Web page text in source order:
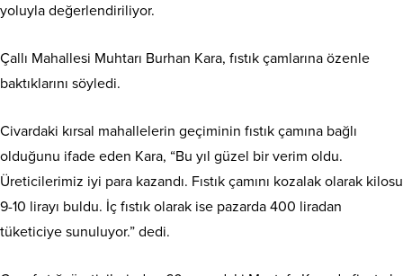
yoluyla değerlendiriliyor.
Çallı Mahallesi Muhtarı Burhan Kara, fıstık çamlarına özenle
baktıklarını söyledi.
Civardaki kırsal mahallelerin geçiminin fıstık çamına bağlı
olduğunu ifade eden Kara, “Bu yıl güzel bir verim oldu.
Üreticilerimiz iyi para kazandı. Fıstık çamını kozalak olarak kilosu
9-10 lirayı buldu. İç fıstık olarak ise pazarda 400 liradan
tüketiciye sunuluyor.” dedi.